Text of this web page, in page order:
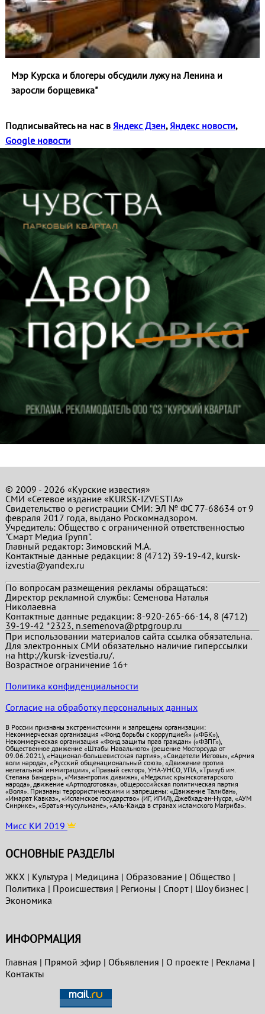
Мэр Курска и блогеры обсудили лужу на Ленина и
заросли борщевика"
Подписывайтесь на нас в Яндекс Дзен, Яндекс новости,
Google новости
© 2009 - 2026 «Курские известия»
СМИ «Сетевое издание «KURSK-IZVESTIA»
Свидетельство о регистрации СМИ: ЭЛ № ФС 77-68634 от 9
февраля 2017 года, выдано Роскомнадзором.
Учредитель: Общество с ограниченной ответственностью
"Смарт Медиа Групп".
Главный редактор:Зимовский М.А.
Контактные данные редакции: 8 (4712) 39-19-42, kursk-
izvestia@yandex.ru
По вопросам размещения рекламы обращаться:
Директор рекламной службы: Семенова Наталья
Николаевна
Контактные данные редакции: 8-920-265-66-14, 8 (4712)
39-19-42 *2323, n.semenova@ptpgroup.ru
При использовании материалов сайта ссылка обязательна.
Для электронных СМИ обязательно наличие гиперссылки
на http://kursk-izvestia.ru/.
Возрастное ограничение 16+
Политика конфиденциальности
Согласие на обработку персональных данных
В России признаны экстремистскими и запрещены организации:
Некоммерческая организация «Фонд борьбы с коррупцией» («ФБК»),
Некоммерческая организация «Фонд защиты прав граждан» («ФЗПГ»),
Общественное движение «Штабы Навального» (решение Мосгорсуда от
09.06.2021), «Национал-большевистская партия», «Свидетели Иеговы», «Армия
воли народа», «Русский общенациональный союз», «Движение против
нелегальной иммиграции», «Правый сектор», УНА-УНСО, УПА, «Тризуб им.
Степана Бандеры», «Мизантропик дивижн», «Меджлис крымскотатарского
народа», движение «Артподготовка», общероссийская политическая партия
«Воля». Признаны террористическими и запрещены: «Движение Талибан»,
«Имарат Кавказ», «Исламское государство» (ИГ, ИГИЛ), Джебхад-ан-Нусра, «АУМ
Синрике», «Братья-мусульмане», «Аль-Каида в странах исламского Магриба».
Мисс КИ 2019
ОСНОВНЫЕ РАЗДЕЛЫ
ЖКХ | Культура | Медицина | Образование| Общество |
Политика | Проиcшествия | Регионы | Спорт| Шоу бизнес|
Экономика
ИНФОРМАЦИЯ
Главная | Прямой эфир | Объявления | О проекте| Реклама |
Контакты